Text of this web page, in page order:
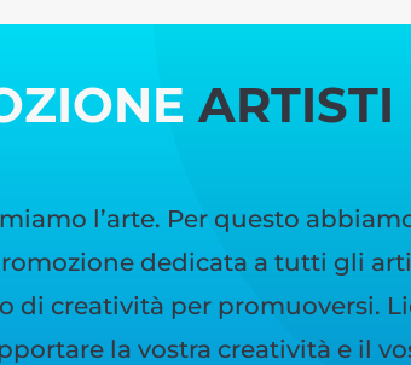
ARTISTI
l’arte. Per questo
dedicata a tutti gli
di creatività per promuoversi.
la vostra creatività e il